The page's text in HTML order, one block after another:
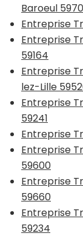
Baroeul
Entreprise
Entreprise
59164
Entreprise
lez-Lille
Entreprise
59241
Entreprise
Entreprise
59600
Entreprise
59660
Entreprise
59234